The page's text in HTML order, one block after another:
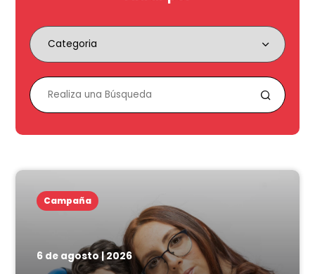
Campaña
6 de agosto | 2026